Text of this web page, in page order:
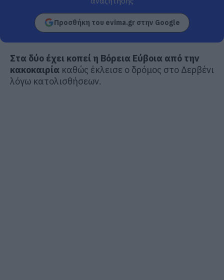
Προσθήκη του evima.gr στην Google
Στα δύο έχει κοπεί η Βόρεια Εύβοια από την
κακοκαιρία καθώς έκλεισε ο δρόμος στο Δερβένι
λόγω κατολισθήσεων.